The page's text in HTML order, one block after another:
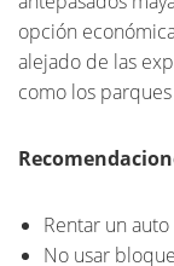
opción
alejado de las
como los
Rentar un
No usar